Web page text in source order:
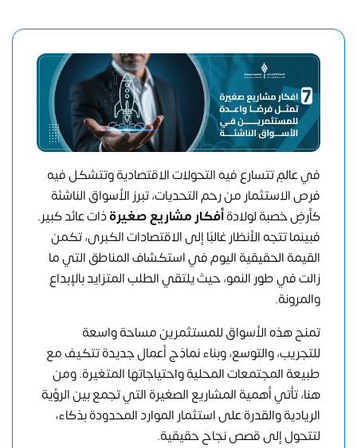
في عالمٍ تتسارع فيه التحولات الاقتصادية وتتشكل فيه
فرص الاستثمار من رحم التحديات، تبرز الأسواق الناشئة
كأرضٍ خصبة لولادةأفكار مشاريع صغيرةذات عائد كبير.
فبينما تتجه الأنظار غالبًا إلى الاقتصادات الكبرى، تكمن
القيمة الحقيقية اليوم في استكشاف المناطق التي ما
زالت في طور النمو، حيث يلتقي الطلب المتزايد بالإبداع
والمرونة.
تمنح هذه الأسواق للمستثمرين مساحة واسعة
للتجريب، والتوسع، وبناء نماذج أعمال جديدة تتكيف مع
طبيعة المجتمعات المحلية واحتياجاتها المتغيرة. ومن
هنا، تأتي أهمية المشاريع الصغيرة التي تجمع بين الرؤية
الريادية والقدرة على استثمار الموارد المحدودة بذكاء،
لتتحول إلى قصص نجاح حقيقية.